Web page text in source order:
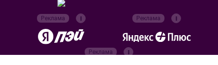
Реклама Реклама
Реклама